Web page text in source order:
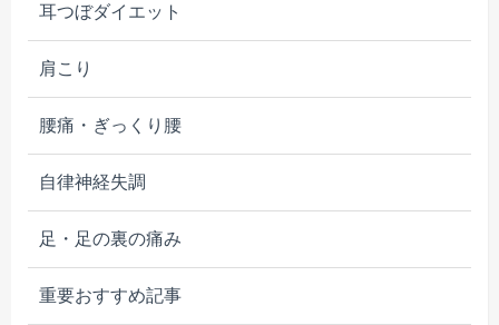
耳つぼダイエット
肩こり
腰痛・ぎっくり腰
自律神経失調
足・足の裏の痛み
重要おすすめ記事